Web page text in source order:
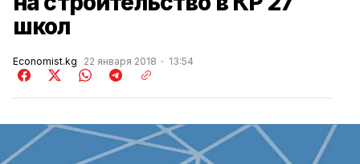
школ
Economist.kg 22 января 2018 13:54